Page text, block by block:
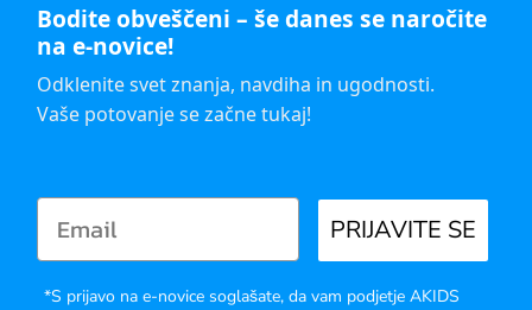
Bodite obveščeni – še danes se naročite
na e-novice!
Odklenite svet znanja, navdiha in ugodnosti.
Vaše potovanje se začne tukaj!
PRIJAVITE SE
*S prijavo na e-novice soglašate, da vam podjetje AKIDS